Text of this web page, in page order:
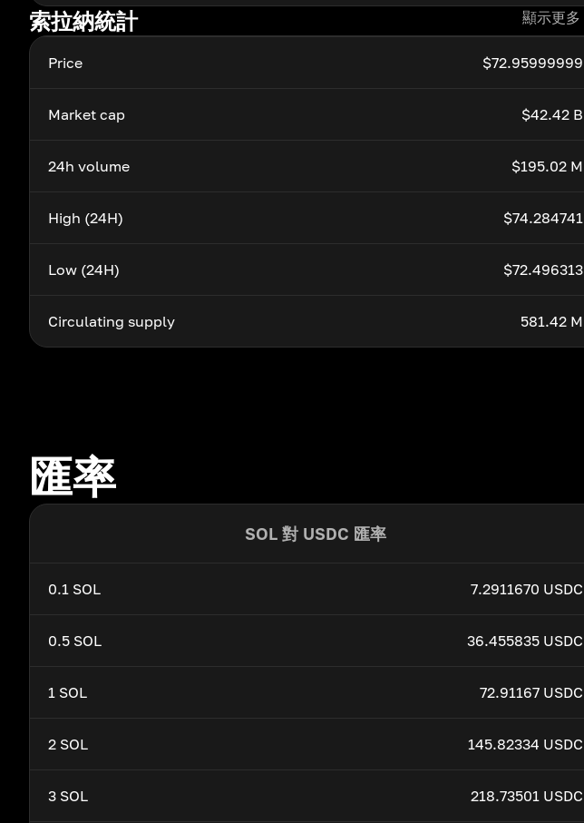
索拉納統計 顯示更多
Price $72.95999999
Market cap $42.42 B
24h volume $195.02 M
High (24H) $74.284741
Low (24H) $72.496313
Circulating supply 581.42 M
匯率
SOL 對 USDC 匯率
0.1 SOL 7.2911670 USDC
0.5 SOL 36.455835 USDC
1 SOL 72.91167 USDC
2 SOL 145.82334 USDC
3 SOL 218.73501 USDC